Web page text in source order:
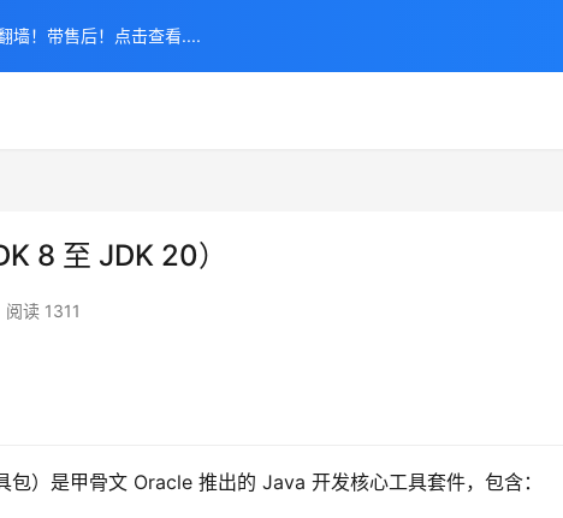
8 至 JDK 20）
阅读 1311
）是甲骨文 Oracle 推出的 Java 开发核心工具套件，包含：
墙！带售后！点击查看....